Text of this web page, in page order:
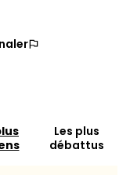
Les plus
débattus